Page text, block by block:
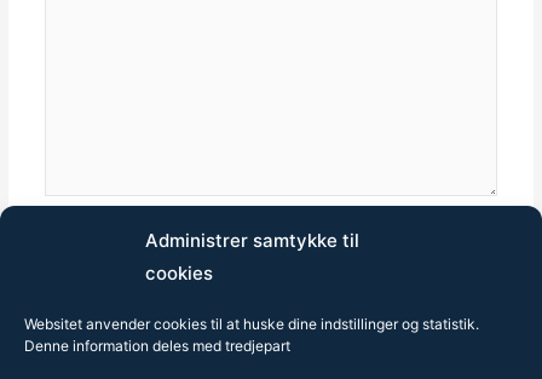
Administrer samtykke til
cookies
Websitet anvender cookies til at huske dine indstillinger og statistik.
Denne information deles med tredjepart
Din
e-
Websted